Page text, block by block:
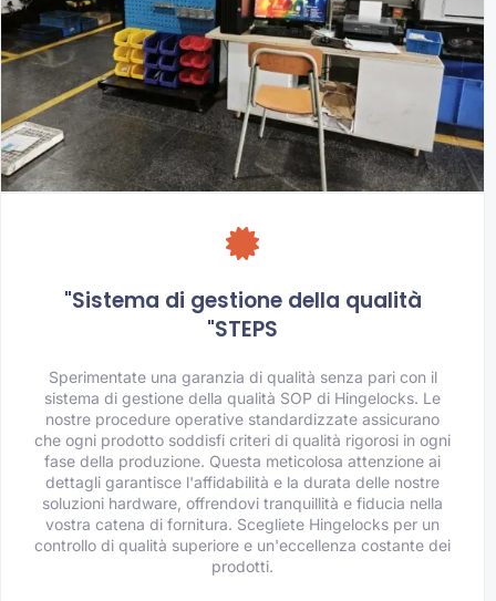
"Sistema di gestione della qualità
"STEPS
Sperimentate una garanzia di qualità senza pari con il
sistema di gestione della qualità SOP di Hingelocks. Le
nostre procedure operative standardizzate assicurano
che ogni prodotto soddisfi criteri di qualità rigorosi in ogni
fase della produzione. Questa meticolosa attenzione ai
dettagli garantisce l'affidabilità e la durata delle nostre
soluzioni hardware, offrendovi tranquillità e fiducia nella
vostra catena di fornitura. Scegliete Hingelocks per un
controllo di qualità superiore e un'eccellenza costante dei
prodotti.